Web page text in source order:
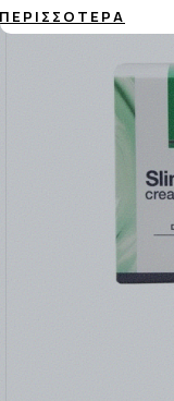
ΠΕΡΙΣΣΌΤΕΡΑ